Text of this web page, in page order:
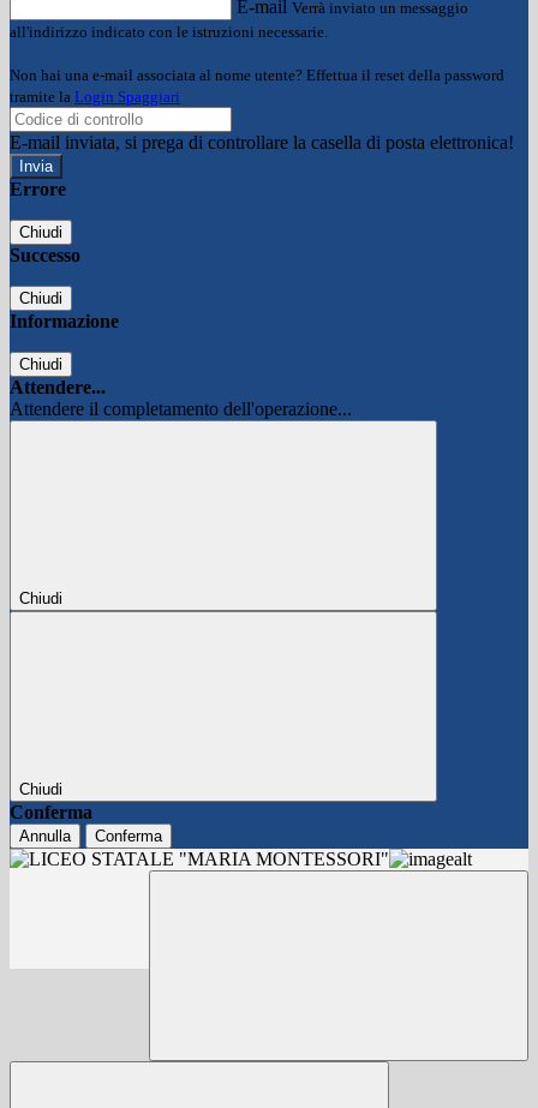
E-mail Verrà inviato un messaggio
all'indirizzo indicato con le istruzioni necessarie.
Non hai una e-mail associata al nome utente? Effettua il reset della password
tramite la Login Spaggiari
E-mail inviata, si prega di controllare la casella di posta elettronica!
Errore
Chiudi
Successo
Chiudi
Informazione
Chiudi
Attendere...
Attendere il completamento dell'operazione...
Chiudi
Chiudi
Conferma
Annulla Conferma